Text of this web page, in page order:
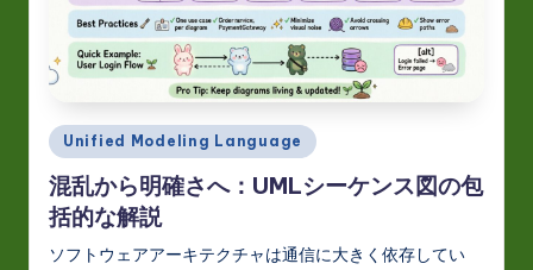
Posted
in
Unified Modeling Language
混乱から明確さへ：UMLシーケンス図の包
括的な解説
ソフトウェアアーキテクチャは通信に大きく依存してい